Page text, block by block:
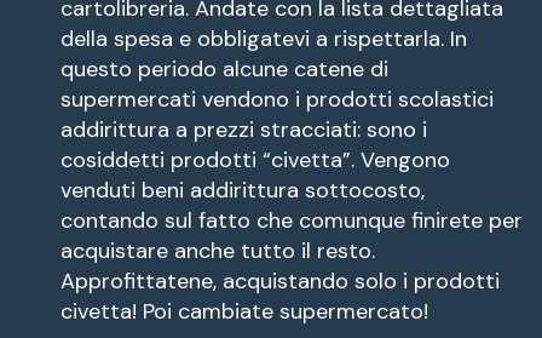
cartolibreria. Andate con la lista dettagliata
della spesa e obbligatevi a rispettarla. In
questo periodo alcune catene di
supermercati vendono i prodotti scolastici
addirittura a prezzi stracciati: sono i
cosiddetti prodotti “civetta”. Vengono
venduti beni addirittura sottocosto,
contando sul fatto che comunque finirete per
acquistare anche tutto il resto.
Approfittatene, acquistando solo i prodotti
civetta! Poi cambiate supermercato!